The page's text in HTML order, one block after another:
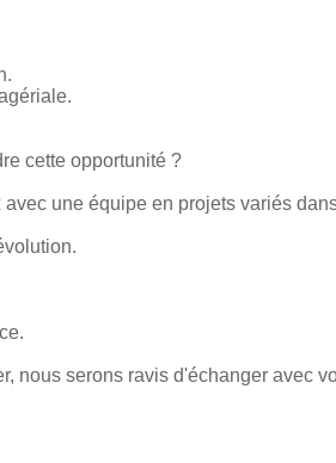
cette opportunité ?
une équipe en projets variés
nous serons ravis d'échanger avec